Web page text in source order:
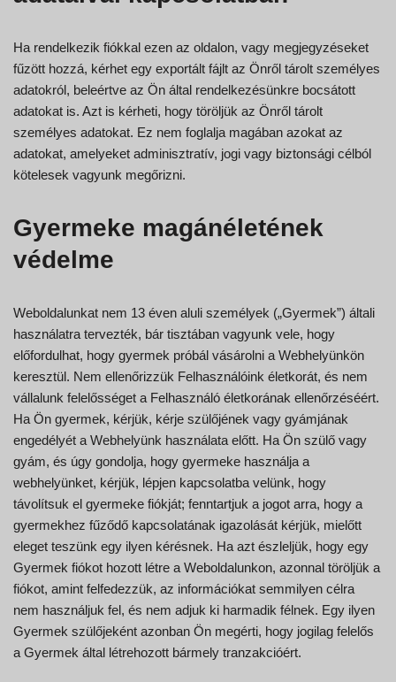
Ha rendelkezik fiókkal ezen az oldalon, vagy megjegyzéseket
fűzött hozzá, kérhet egy exportált fájlt az Önről tárolt személyes
adatokról, beleértve az Ön által rendelkezésünkre bocsátott
adatokat is. Azt is kérheti, hogy töröljük az Önről tárolt
személyes adatokat. Ez nem foglalja magában azokat az
adatokat, amelyeket adminisztratív, jogi vagy biztonsági célból
kötelesek vagyunk megőrizni.
Gyermeke magánéletének
védelme
Weboldalunkat nem 13 éven aluli személyek („Gyermek”) általi
használatra tervezték, bár tisztában vagyunk vele, hogy
előfordulhat, hogy gyermek próbál vásárolni a Webhelyünkön
keresztül. Nem ellenőrizzük Felhasználóink életkorát, és nem
vállalunk felelősséget a Felhasználó életkorának ellenőrzéséért.
Ha Ön gyermek, kérjük, kérje szülőjének vagy gyámjának
engedélyét a Webhelyünk használata előtt. Ha Ön szülő vagy
gyám, és úgy gondolja, hogy gyermeke használja a
webhelyünket, kérjük, lépjen kapcsolatba velünk, hogy
távolítsuk el gyermeke fiókját; fenntartjuk a jogot arra, hogy a
gyermekhez fűződő kapcsolatának igazolását kérjük, mielőtt
eleget teszünk egy ilyen kérésnek. Ha azt észleljük, hogy egy
Gyermek fiókot hozott létre a Weboldalunkon, azonnal töröljük a
fiókot, amint felfedezzük, az információkat semmilyen célra
nem használjuk fel, és nem adjuk ki harmadik félnek. Egy ilyen
Gyermek szülőjeként azonban Ön megérti, hogy jogilag felelős
a Gyermek által létrehozott bármely tranzakcióért.